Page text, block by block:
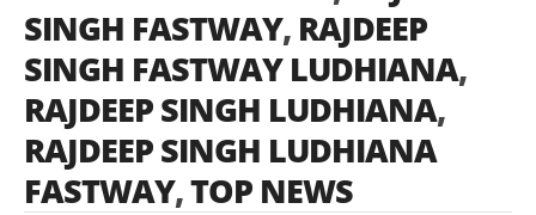
SINGH FASTWAY, RAJDEEP
SINGH FASTWAY LUDHIANA,
RAJDEEP SINGH LUDHIANA,
RAJDEEP SINGH LUDHIANA
FASTWAY,TOP NEWS